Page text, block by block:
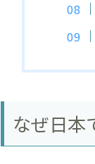
なぜ日本